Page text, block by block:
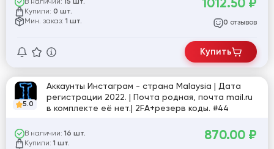
15 шт.
Купили: 0 шт.
Мин. заказ: 1 шт.
1012.50 ₽
0 отзывов
Купить
5.0
Аккаунты Инстаграм - страна Malaysia | Дата
регистрации 2022. | Почта родная, почта mail.ru
в комплекте её нет.| 2FA+резерв коды. #44
В наличии: 16 шт.
Купили: 1 шт.
870.00 ₽